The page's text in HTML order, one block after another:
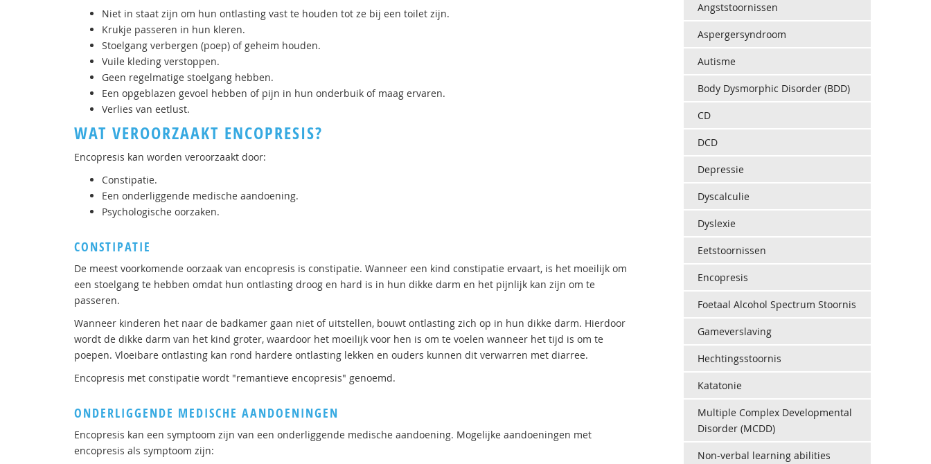
Niet in staat zijn om hun ontlasting vast te houden tot ze bij een toilet zijn.
Krukje passeren in hun kleren.
Stoelgang verbergen (poep) of geheim houden.
Vuile kleding verstoppen.
Geen regelmatige stoelgang hebben.
Een opgeblazen gevoel hebben of pijn in hun onderbuik of maag ervaren.
Verlies van eetlust.
WAT VEROORZAAKT ENCOPRESIS?
Encopresis kan worden veroorzaakt door:
Constipatie.
Een onderliggende medische aandoening.
Psychologische oorzaken.
CONSTIPATIE
De meest voorkomende oorzaak van encopresis is constipatie. Wanneer een kind constipatie ervaart, is het moeilijk om
een stoelgang te hebben omdat hun ontlasting droog en hard is in hun dikke darm en het pijnlijk kan zijn om te
passeren.
Wanneer kinderen het naar de badkamer gaan niet of uitstellen, bouwt ontlasting zich op in hun dikke darm. Hierdoor
wordt de dikke darm van het kind groter, waardoor het moeilijk voor hen is om te voelen wanneer het tijd is om te
poepen. Vloeibare ontlasting kan rond hardere ontlasting lekken en ouders kunnen dit verwarren met diarree.
Encopresis met constipatie wordt "remantieve encopresis" genoemd.
ONDERLIGGENDE MEDISCHE AANDOENINGEN
Encopresis kan een symptoom zijn van een onderliggende medische aandoening. Mogelijke aandoeningen met
encopresis als symptoom zijn:
Angststoornissen
Aspergersyndroom
Autisme
Body Dysmorphic Disorder (BDD)
CD
DCD
Depressie
Dyscalculie
Dyslexie
Eetstoornissen
Encopresis
Foetaal Alcohol Spectrum Stoornis
Gameverslaving
Hechtingsstoornis
Katatonie
Multiple Complex Developmental
Disorder (MCDD)
Non-verbal learning abilities